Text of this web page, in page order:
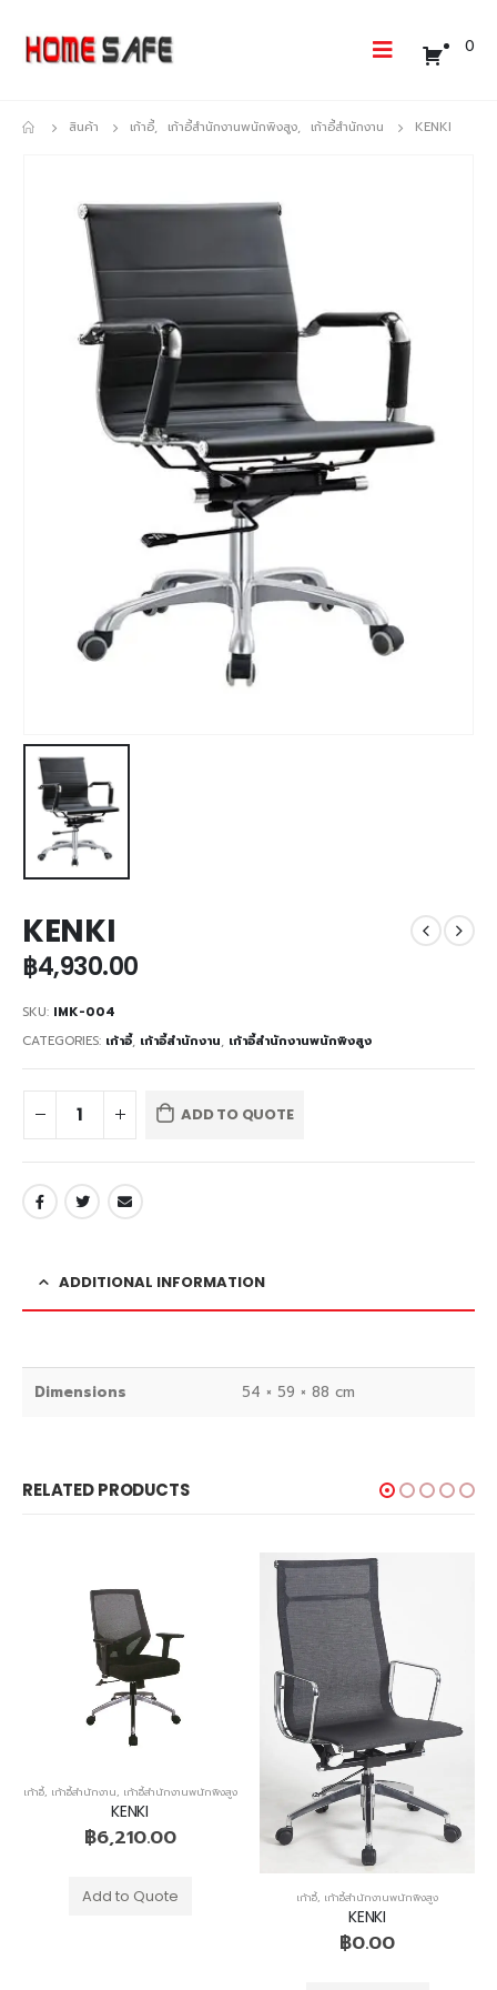
0
สินค้า เก้าอี้, เก้าอี้สำนักงานพนักพิงสูง, เก้าอี้สำนักงาน KENKI
KENKI
฿4,930.00
SKU: IMK-004
CATEGORIES: เก้าอี้, เก้าอี้สำนักงาน, เก้าอี้สำนักงานพนักพิงสูง
ADD TO QUOTE
ADDITIONAL INFORMATION
Dimensions 54 × 59 × 88 cm
RELATED PRODUCTS
เก้าอี้, เก้าอี้สำนักงาน, เก้าอี้สำนักงานพนักพิงสูง
KENKI
฿6,210.00
Add to Quote เก้าอี้, เก้าอี้สำนักงานพนักพิงสูง
KENKI
฿0.00